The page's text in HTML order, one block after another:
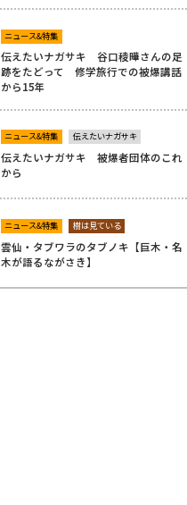
ニュース&特集
伝えたいナガサキ 谷口稜曄さんの足
跡をたどって 修学旅行での被爆講話
から15年
ニュース&特集 伝えたいナガサキ
伝えたいナガサキ 被爆者団体のこれ
から
ニュース&特集 樹は見ている
雲仙・タブワラのタブノキ【巨木・名
木が語るながさき】